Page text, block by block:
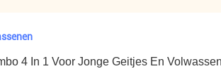
4 In 1 Voor Jonge Geitjes En